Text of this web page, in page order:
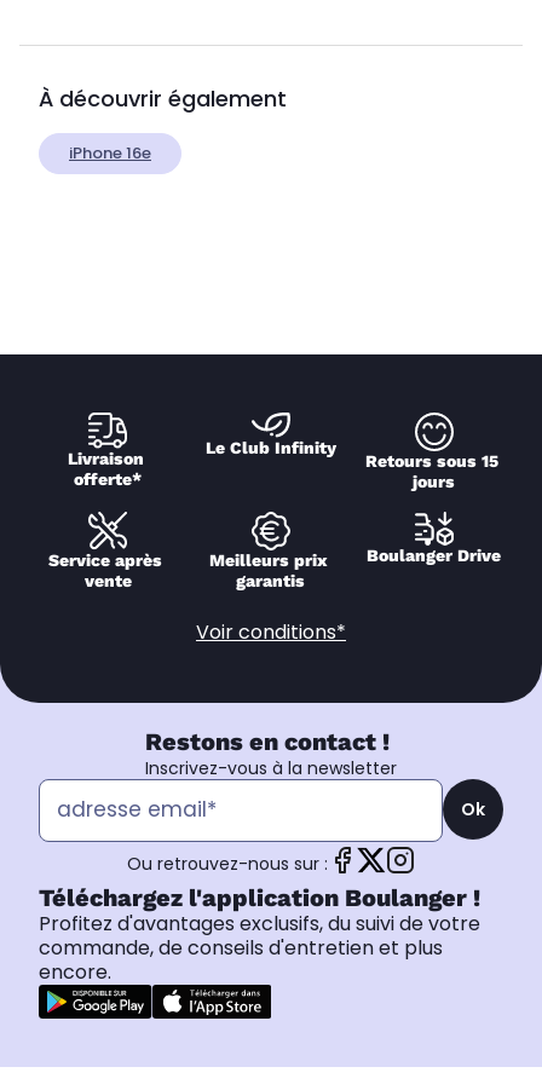
À découvrir également
iPhone 16e
Livraison
offerte*
Le Club Infinity
Retours sous 15
jours
Service après
vente
Meilleurs prix
garantis
Boulanger Drive
Voir conditions*
Restons en contact !
Inscrivez-vous à la newsletter
Ok
Ou retrouvez-nous sur :
Téléchargez l'application Boulanger !
Profitez d'avantages exclusifs, du suivi de votre
commande, de conseils d'entretien et plus
encore.